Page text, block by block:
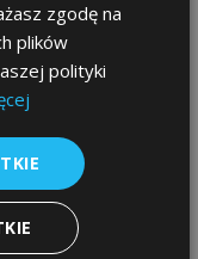
jedną z głównych
tysiące wdrożeń w
dla małej
zgodę na
plików
polityki